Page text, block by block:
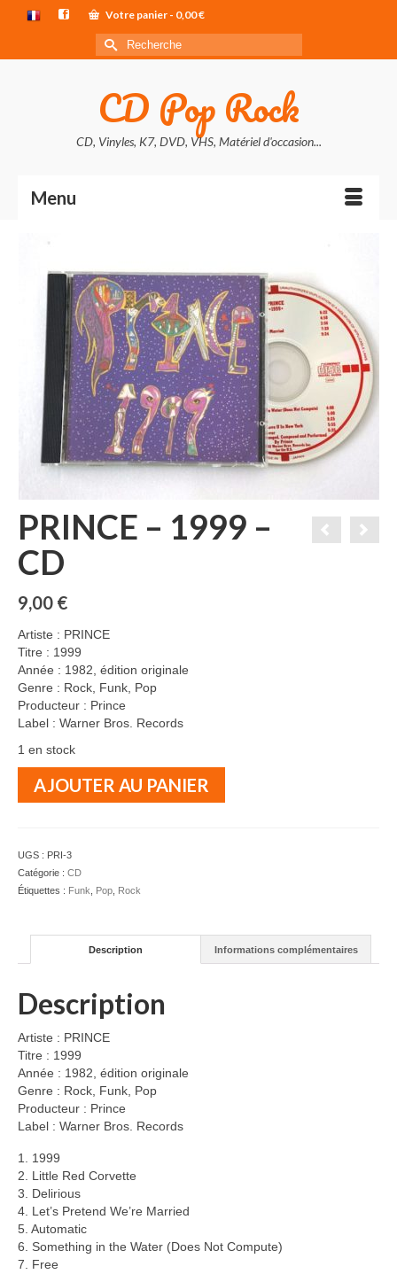
Votre panier - 0,00€
Rechercher :
CD Pop Rock
CD, Vinyles, K7, DVD, VHS, Matériel d'occasion...
Menu
PRINCE – 1999 –
CD
9,00 €
Artiste : PRINCE
Titre : 1999
Année : 1982, édition originale
Genre : Rock, Funk, Pop
Producteur : Prince
Label : Warner Bros. Records
1 en stock
CD
AJOUTER AU PANIER
UGS : PRI-3
Catégorie : CD
Étiquettes : Funk Pop Rock
Description Informations complémentaires
Description
Artiste : PRINCE
Titre : 1999
Année : 1982, édition originale
Genre : Rock, Funk, Pop
Producteur : Prince
Label : Warner Bros. Records
1. 1999
2. Little Red Corvette
3. Delirious
4. Let’s Pretend We’re Married
5. Automatic
6. Something in the Water (Does Not Compute)
7. Free